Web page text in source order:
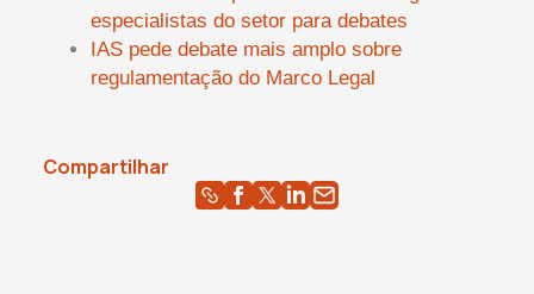
especialistas do setor para debates
IAS pede debate mais amplo sobre
regulamentação do Marco Legal
Compartilhar